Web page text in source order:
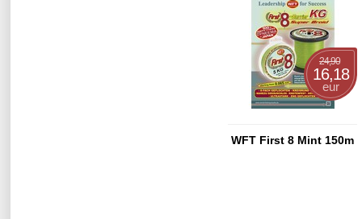
WFT First 8 Mint 150m
24,90
16,18
eur